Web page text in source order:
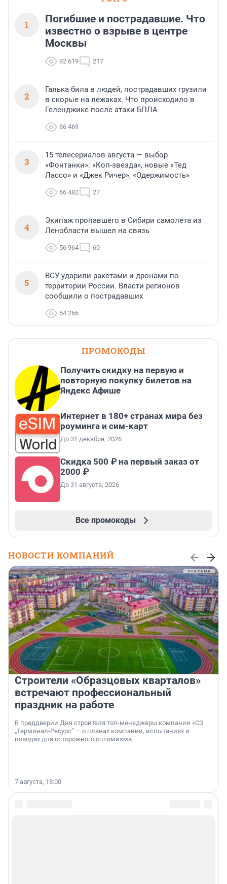
1
Погибшие и пострадавшие. Что
известно о взрыве в центре
Москвы
92 619 217
2
Галька била в людей, пострадавших грузили
в скорые на лежаках. Что происходило в
Геленджике после атаки БПЛА
86 469
3
15 телесериалов августа — выбор
«Фонтанки»: «Коп-звезда», новые «Тед
Лассо» и «Джек Ричер», «Одержимость»
66 482 27
4
Экипаж пропавшего в Сибири самолета из
Ленобласти вышел на связь
56 964 60
5
ВСУ ударили ракетами и дронами по
территории России. Власти регионов
сообщили о пострадавших
54 266
ПРОМОКОДЫ
Получить скидку на первую и
повторную покупку билетов на
Яндекс Афише
Интернет в 180+ странах мира без
роуминга и сим-карт
До 31 декабря, 2026
Скидка 500 ₽ на первый заказ от
2000 ₽
До 31 августа, 2026
Все промокоды
НОВОСТИ КОМПАНИЙ
Строители «Образцовых кварталов»
встречают профессиональный
праздник на работе
В преддверии Дня строителя топ-менеджеры компании «СЗ
„Терминал-Ресурс“ — о планах компании, испытаниях и
поводах для осторожного оптимизма.
7 августа, 18:00